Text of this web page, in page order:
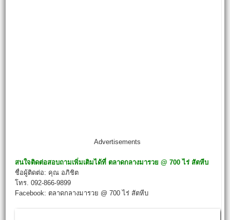
Advertisements
สนใจติดต่อสอบถามเพิ่มเติมได้ที่ ตลาดกลางมารวย @ 700 ไร่ สัตหีบ
ชื่อผู้ติดต่อ: คุณ อภิชิต
โทร. 092-866-9899
Facebook: ตลาดกลางมารวย @ 700 ไร่ สัตหีบ